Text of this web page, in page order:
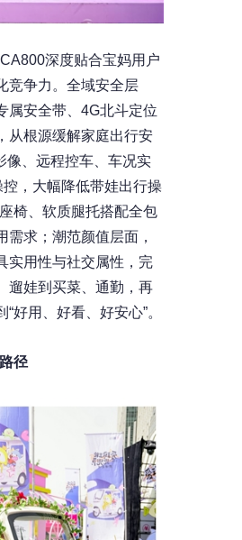
深度贴合宝妈用户
竞争力。全域安全层
属安全带、4G北斗定位
从根源缓解家庭出行安
像、远程控车、车况实
控，大幅降低带娃出行操
椅、软质腿托搭配全包
求；潮范颜值层面，
实用性与社交属性，完
遛娃到买菜、通勤，再
好用、好看、好安心”。
径